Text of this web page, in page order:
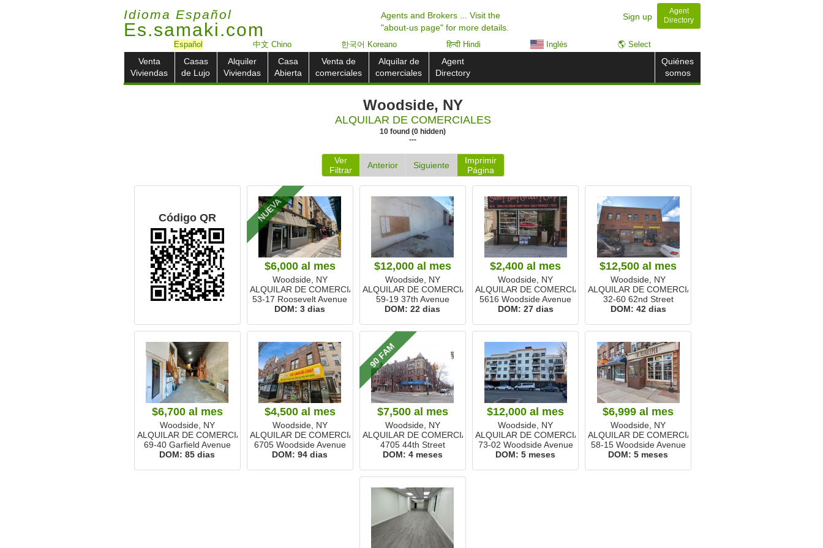
Idioma Español
Es.samaki.com
Agents and Brokers ... Visit the
"about-us page" for more details.
Sign up
Agent
Directory
Español 中文 Chino 한국어 Koreano हिन्दी Hindi Inglés 🌎 Select
Venta
Viviendas
Casas
de Lujo
Alquiler
Viviendas
Casa
Abierta
Venta de
comerciales
Alquilar de
comerciales
Agent
Directory
Quiénes
somos
Woodside, NY
ALQUILAR DE COMERCIALES
10 found (0 hidden)
---
Ver
Filtrar
Anterior Siguiente
Imprimir
Página
Código QR NUEVA
$6,000 al mes
Woodside, NY
ALQUILAR DE COMERCIALES
53-17 Roosevelt Avenue
DOM:3 dias
$12,000 al mes
Woodside, NY
ALQUILAR DE COMERCIALES
59-19 37th Avenue
DOM:22 dias
$2,400al mes
Woodside, NY
ALQUILAR DE COMERCIALES
5616 Woodside Avenue
DOM: 27 dias
$12,500al mes
Woodside, NY
ALQUILAR DE COMERCIALES
32-60 62nd Street
DOM: 42 dias
$6,700 al mes
Woodside, NY
ALQUILAR DE COMERCIALES
69-40 Garfield Avenue
DOM:85 dias
$4,500 al mes
Woodside, NY
ALQUILAR DE COMERCIALES
6705 Woodside Avenue
DOM:94 dias
90 FAM
$7,500 al mes
Woodside, NY
ALQUILAR DE COMERCIALES
4705 44th Street
DOM: 4 meses
$12,000al mes
Woodside, NY
ALQUILAR DE COMERCIALES
73-02 Woodside Avenue
DOM:5 meses
$6,999al mes
Woodside, NY
ALQUILAR DE COMERCIALES
58-15 Woodside Avenue
DOM:5 meses